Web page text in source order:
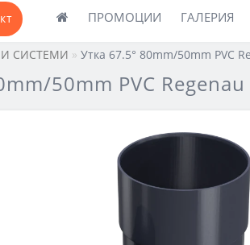
ПРОМОЦИИ ГАЛЕРИЯ
СИСТЕМИ Утка 67.5° 80mm/50mm PVC
50mm PVC